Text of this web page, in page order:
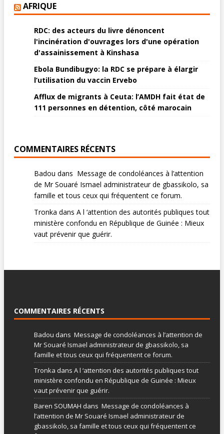
AFRIQUE
RDC: des acteurs du livre dénoncent
l'incinération d'ouvrages lors d'une opération
d'assainissement à Kinshasa
Ebola Bundibugyo: la RDC se prépare à élargir
l’utilisation du vaccin Ervebo
Afflux de migrants à Ceuta: l’AMDH fait état de
111 personnes en détention, côté marocain
COMMENTAIRES RÉCENTS
Badou dans Message de condoléances à l’attention
de Mr Souaré Ismael administrateur de gbassikolo, sa
famille et tous ceux qui fréquentent ce forum.
Tronka dans A l ‘attention des autorités publiques tout
ministère confondu en République de Guinée : Mieux
vaut prévenir que guérir.
COMMENTAIRES RÉCENTS
Badou dans Message de condoléances à l’attention de
Mr Souaré Ismael administrateur de gbassikolo, sa
famille et tous ceux qui fréquentent ce forum.
Tronka dans A l ‘attention des autorités publiques tout
ministère confondu en République de Guinée : Mieux
vaut prévenir que guérir.
Baren SOUMAH dans Message de condoléances à
l’attention de Mr Souaré Ismael administrateur de
gbassikolo, sa famille et tous ceux qui fréquentent ce